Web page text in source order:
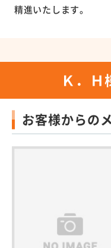
精進いたします。
Ｋ．
お客様からの